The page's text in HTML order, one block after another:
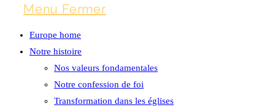
Menu Fermer
Europe home
Notre histoire
Nos valeurs fondamentales
Notre confession de foi
Transformation dans les églises